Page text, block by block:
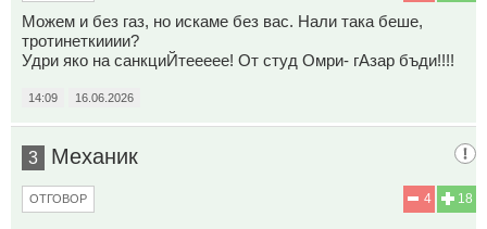
Можем и без газ, но искаме без вас. Нали така беше,
тротинеткииии?
Удри яко на санкциЙтеееее! От студ Омри- гАзар бъди!!!!
14:09 16.06.2026
3 Механик
18
4
ОТГОВОР